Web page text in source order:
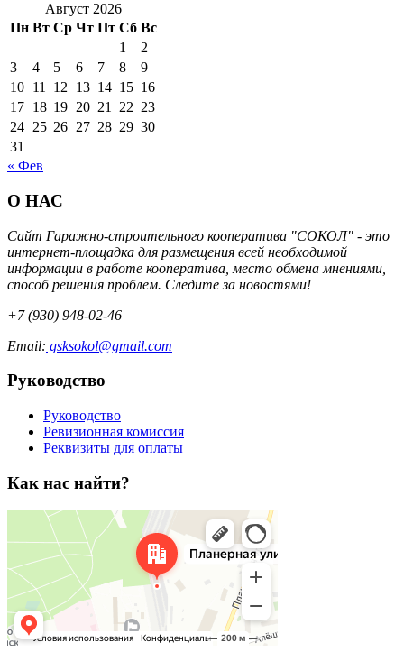
Август 2026
Пн Вт Ср Чт Пт Сб Вс
1
2
3
4 5 6 7 8
9
10 11 12 13 14 15 16
17 18 19 20 21 22 23
24 25 26 27 28 29 30
31
« Фев
О НАС
Сайт Гаражно-строительного кооператива "СОКОЛ" - это
интернет-площадка для размещения всей необходимой
информации в работе кооператива, место обмена мнениями,
способ решения проблем. Следите за новостями!
+7 (930) 948-02-46
Email: gsksokol@gmail.com
Руководство
Руководство
Ревизионная комиссия
Реквизиты для оплаты
Как нас найти?